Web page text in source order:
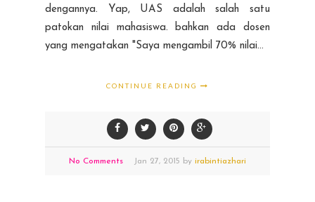
dengannya. Yap, UAS adalah salah satu
patokan nilai mahasiswa. bahkan ada dosen
yang mengatakan "Saya mengambil 70% nilai...
CONTINUE READING
No Comments Jan 27, 2015 by irabintiazhari